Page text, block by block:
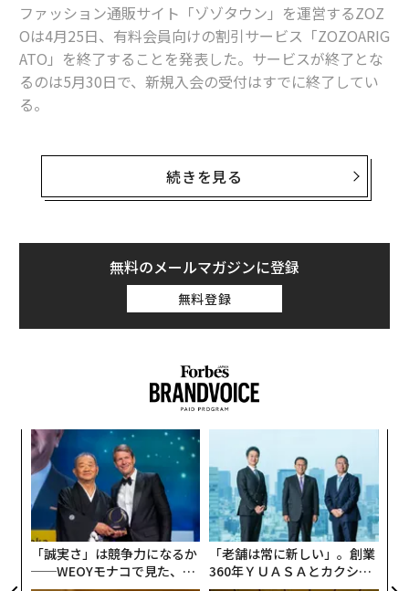
ファッション通販サイト「ゾゾタウン」を運営するZOZ
Oは4月25日、有料会員向けの割引サービス「ZOZOARIG
ATO」を終了することを発表した。サービスが終了とな
るのは5月30日で、新規入会の受付はすでに終了してい
る。
「ZOZOARIGATO」のサービス開始は2018年12月。年額
3000円、または月額500円で会員になると、商品を税抜
き価格から10%オフで購入できるサービスだ。出店する
が出ており、撤退する動きが相次いでいた。
終了後は代替プランとして、年会費無料で5%ポイント
還元の「新ZOZOカード」を始めるという。
を再開。「本業に集中する」として2月7日以来ツイート
を控えていたが、「本日よりツイッター再開します」と
77日ぶりにツイートした。
本日よりツイッター再開します。また皆さまよろ
しくお願いします。
— Yusaku Maezawa (MZ) 前澤友作 (@yousuck202
0)2019年4月25日
続きを見る
無料のメールマガジンに登録
無料登録
「誠実さ」は競争力になるか
──WEOYモナコで見た、く
「老舗は常に新しい」。創業
360年ＹＵＡＳＡとカクシン